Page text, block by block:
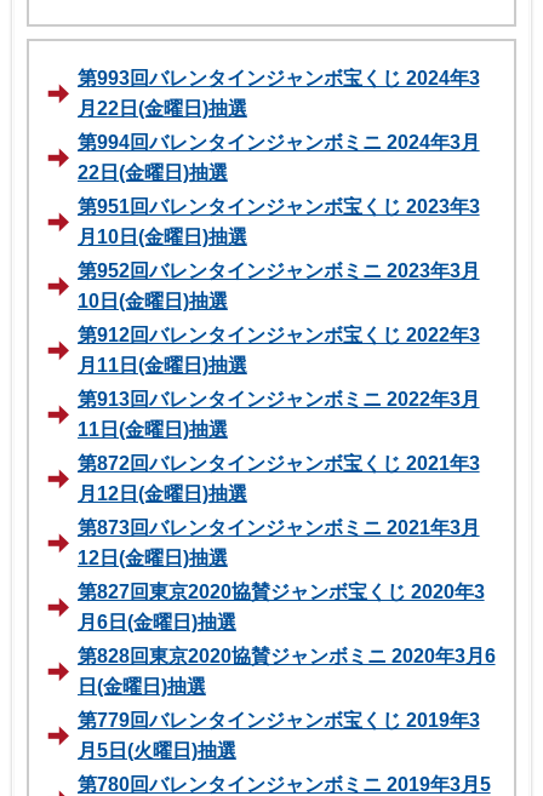
第993回バレンタインジャンボ宝くじ 2024年3
月22日(金曜日)抽選
第994回バレンタインジャンボミニ 2024年3月
22日(金曜日)抽選
第951回バレンタインジャンボ宝くじ 2023年3
月10日(金曜日)抽選
第952回バレンタインジャンボミニ 2023年3月
10日(金曜日)抽選
第912回バレンタインジャンボ宝くじ 2022年3
月11日(金曜日)抽選
第913回バレンタインジャンボミニ 2022年3月
11日(金曜日)抽選
第872回バレンタインジャンボ宝くじ 2021年3
月12日(金曜日)抽選
第873回バレンタインジャンボミニ 2021年3月
12日(金曜日)抽選
第827回東京2020協賛ジャンボ宝くじ 2020年3
月6日(金曜日)抽選
第828回東京2020協賛ジャンボミニ 2020年3月6
日(金曜日)抽選
第779回バレンタインジャンボ宝くじ 2019年3
月5日(火曜日)抽選
第780回バレンタインジャンボミニ 2019年3月5